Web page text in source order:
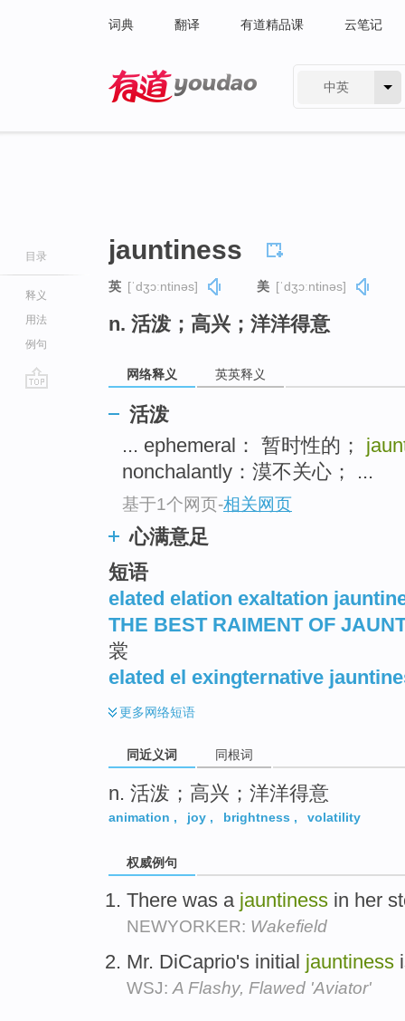
词典 翻译 有道精品课 云笔记
中英
目录
释义
用法
例句
jauntiness
英 [ˈdʒɔːntinəs] 美 [ˈdʒɔːntinəs]
n. 活泼；高兴；洋洋得意
网络释义 英英释义
活泼
... ephemeral： 暂时性的；
nonchalantly：漠不关心； ...
基于1个网页-相关网页
心满意足
短语
elated elation exaltation
THE BEST RAIMENT OF
裳
elated el exingternative
更多网络短语
同近义词 同根词
n. 活泼；高兴；洋洋得意
animation , joy , brightness , volatility
权威例句
There was a jauntiness in her
NEWYORKER: Wakefield
Mr. DiCaprio's initial jauntiness
WSJ: A Flashy, Flawed 'Aviator'